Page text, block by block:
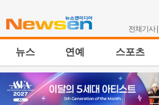
전체기사|
뉴스 연예 스포츠